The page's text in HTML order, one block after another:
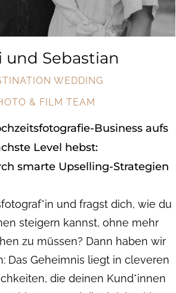
und Sebastian
WEDDING
& FILM TEAM
Business aufs
Level hebst:
smarte Upselling-Strategien
und fragst dich, wie du
steigern kannst, ohne mehr
zu müssen? Dann haben wir
Das Geheimnis liegt in cleveren
die deinen Kund*innen